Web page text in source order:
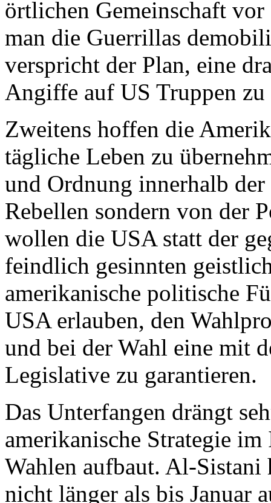
örtlichen Gemeinschaft
man die Guerrillas
verspricht der Plan, eine
Angiffe auf US Truppen zu
Zweitens hoffen die
tägliche Leben zu
und Ordnung innerhalb
Rebellen sondern von der
wollen die USA statt der
feindlich gesinnten
amerikanische politische
USA erlauben, den
und bei der Wahl eine mit
Legislative zu garantieren.
Das Unterfangen drängt
amerikanische Strategie
Wahlen aufbaut. Al-Sistani
nicht länger als bis Januar